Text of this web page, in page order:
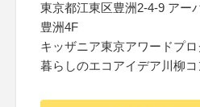
東京都江東区豊洲2-4-9 アー
豊洲4F
キッザニア東京アワードプ
暮らしのエコアイデア川柳